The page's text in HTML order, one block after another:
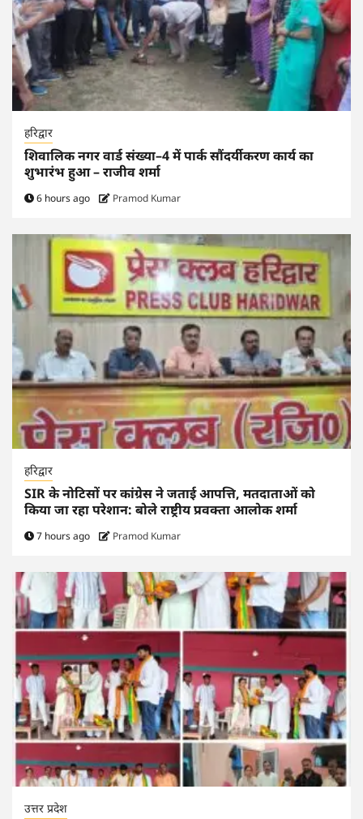
हरिद्वार
शिवालिक नगर वार्ड संख्या–4 में पार्क सौंदर्यीकरण कार्य का
शुभारंभ हुआ – राजीव शर्मा
6 hours ago Pramod Kumar
हरिद्वार
SIR के नोटिसों पर कांग्रेस ने जताई आपत्ति, मतदाताओं को
किया जा रहा परेशान: बोले राष्ट्रीय प्रवक्ता आलोक शर्मा
7 hours ago Pramod Kumar
उत्तर प्रदेश